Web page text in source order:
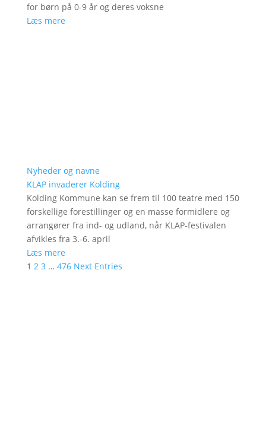
for børn på 0-9 år og deres voksne
Læs mere
Nyheder og navne
KLAP invaderer Kolding
Kolding Kommune kan se frem til 100 teatre med 150
forskellige forestillinger og en masse formidlere og
arrangører fra ind- og udland, når KLAP-festivalen
afvikles fra 3.-6. april
Læs mere
1 2 3 … 476 Next Entries